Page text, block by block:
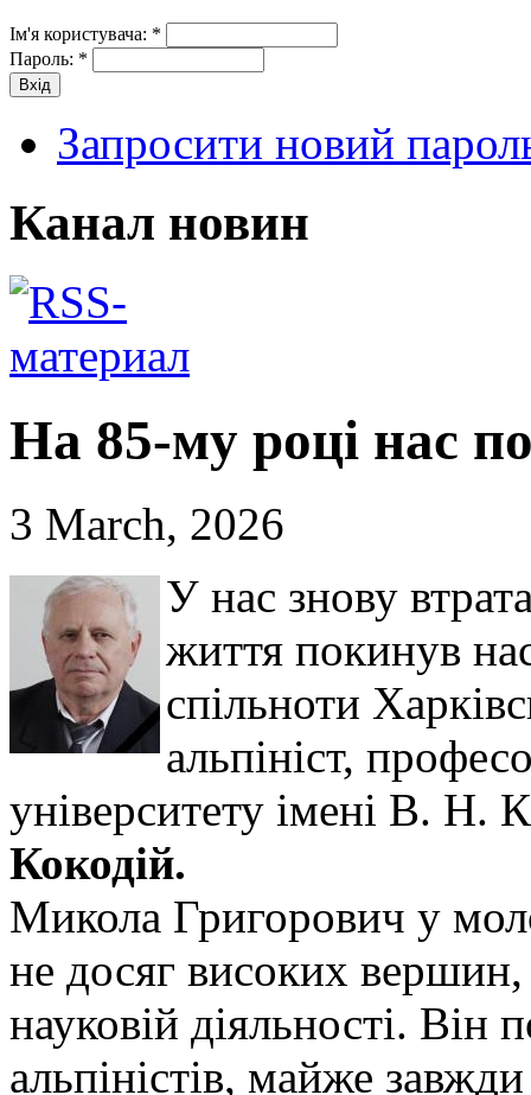
Ім'я користувача: *
Пароль: *
Запросити новий
Канал новин
На 85-му році нас
3 March, 2026
У нас знову
життя покинув
спільноти
альпініст,
університету імені В. Н.
Кокодій.
Микола Григорович у
не досяг високих
науковій діяльності. Він
альпіністів, майже